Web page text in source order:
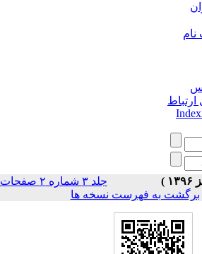
جلد ۳ شماره ۲ صفحات
به فهرست نسخه ها